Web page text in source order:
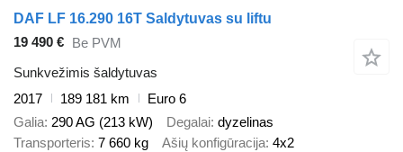
DAF LF 16.290 16T Saldytuvas su liftu
19 490 € Be PVM
Sunkvežimis šaldytuvas
2017
189 181 km
Euro 6
Galia 290 AG (213 kW) Degalai dyzelinas
Transporteris 7 660 kg Ašių konfigūracija 4x2